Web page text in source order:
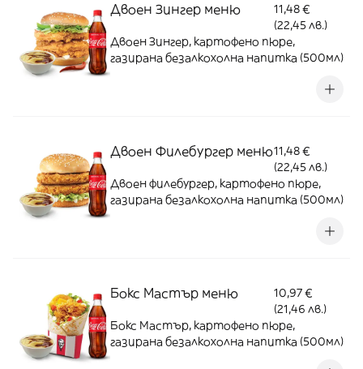
Двоен Зингер меню
11,48 €
(22,45 лв.)
Двоен Зингер, картофено пюре,
газирана безалкохолна напитка (500мл)
Двоен Филебургер меню11,48 €
(22,45 лв.)
Двоен филебургер, картофено пюре,
газирана безалкохолна напитка (500мл)
Бокс Мастър меню
10,97 €
(21,46 лв.)
Бокс Мастър, картофено пюре,
газирана безалкохолна напитка (500мл)